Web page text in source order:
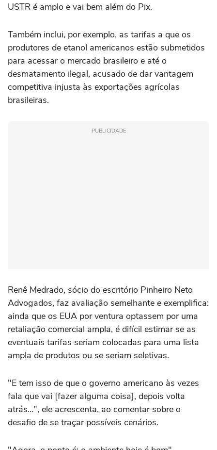
USTR é amplo e vai bem além do Pix.
Também inclui, por exemplo, as tarifas a que os
produtores de etanol americanos estão submetidos
para acessar o mercado brasileiro e até o
desmatamento ilegal, acusado de dar vantagem
competitiva injusta às exportações agrícolas
brasileiras.
PUBLICIDADE
Renê Medrado, sócio do escritório Pinheiro Neto
Advogados, faz avaliação semelhante e exemplifica:
ainda que os EUA por ventura optassem por uma
retaliação comercial ampla, é difícil estimar se as
eventuais tarifas seriam colocadas para uma lista
ampla de produtos ou se seriam seletivas.
"E tem isso de que o governo americano às vezes
fala que vai [fazer alguma coisa], depois volta
atrás…", ele acrescenta, ao comentar sobre o
desafio de se traçar possíveis cenários.